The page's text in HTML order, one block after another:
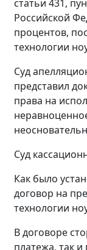
статьи 431,
Российской
процентов,
технологии
Суд
представил
права на
Суд
Как было
договор на
технологии
В договоре
платежа, так